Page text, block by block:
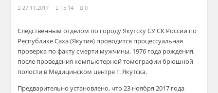
27.11.2017 15:14 0
Следственным отделом по городу Якутску СУ СК России по
Республике Саха (Якутия) проводится процессуальная
проверка по факту смерти мужчины, 1976 года рождения,
после проведения компьютерной томографии брюшной
полости в Медицинском центре г. Якутска.
Предварительно установлено, что 23 ноября 2017 года